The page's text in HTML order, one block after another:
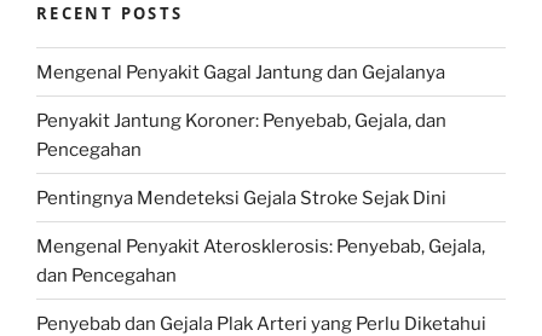
RECENT POSTS
Mengenal Penyakit Gagal Jantung dan Gejalanya
Penyakit Jantung Koroner: Penyebab, Gejala, dan
Pencegahan
Pentingnya Mendeteksi Gejala Stroke Sejak Dini
Mengenal Penyakit Aterosklerosis: Penyebab, Gejala,
dan Pencegahan
Penyebab dan Gejala Plak Arteri yang Perlu Diketahui